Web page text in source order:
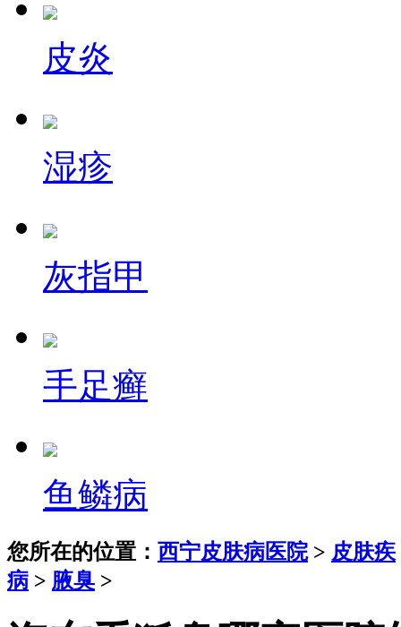
皮炎
湿疹
灰指甲
手足癣
鱼鳞病
您所在的位置： 西宁皮肤病医院> 皮肤疾
病 > 腋臭 >